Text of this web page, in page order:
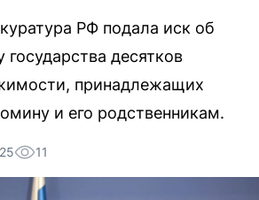
РФ подала иск об
государства десятков
принадлежащих
и его родственникам.
11